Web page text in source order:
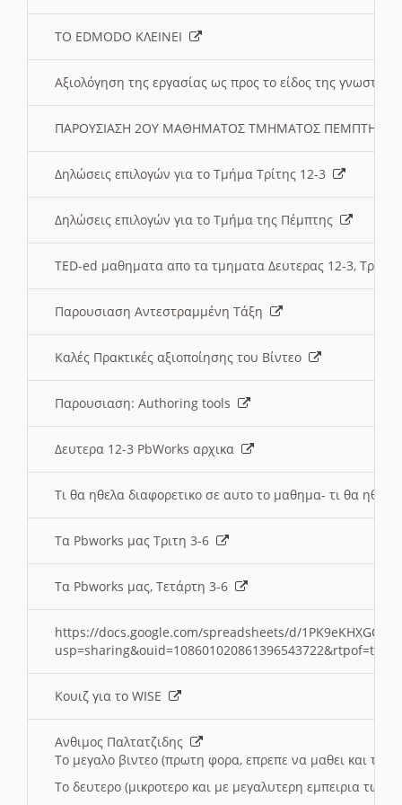
ΤΟ EDMODO ΚΛΕΙΝΕΙ
Αξιολόγηση της εργασίας ως προς το είδος της
ΠΑΡΟΥΣΙΑΣΗ 2ΟΥ ΜΑΘΗΜΑΤΟΣ ΤΜΗΜΑΤΟΣ
Δηλώσεις επιλογών για το Τμήμα Τρίτης 12-3
Δηλώσεις επιλογών για το Τμήμα της Πέμπτης
TED-ed μαθηματα απο τα τμηματα Δευτερας 12-3,
Παρουσιαση Αντεστραμμένη Τάξη
Καλές Πρακτικές αξιοποίησης του Βίντεο
Παρουσιαση: Authoring tools
Δευτερα 12-3 PbWorks αρχικα
Τι θα ηθελα διαφορετικο σε αυτο το μαθημα- τι θα
Τα Pbworks μας Τριτη 3-6
Τα Pbworks μας, Τετάρτη 3-6
https://docs.google.com/spreadsheets/d/
Κουιζ για το WISE
Ανθιμος Παλτατζιδης
Το μεγαλο βιντεο (πρωτη φορα, επρεπε να μαθει και το
Το δευτερο (μικροτερο και με μεγαλυτερη εμπειρια